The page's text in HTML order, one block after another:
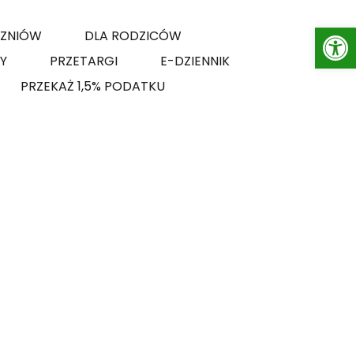
DLA RODZICÓW
PRZETARGI
E-DZIENNIK
PRZEKAŻ 1,5% PODATKU